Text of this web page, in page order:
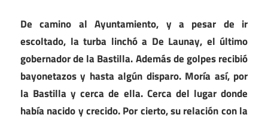
De camino al Ayuntamiento, y a pesar de ir
escoltado, la turba linchó a De Launay, el último
gobernador de la Bastilla. Además de golpes recibió
bayonetazos y hasta algún disparo. Moría así, por
la Bastilla y cerca de ella. Cerca del lugar donde
había nacido y crecido. Por cierto, su relación con la